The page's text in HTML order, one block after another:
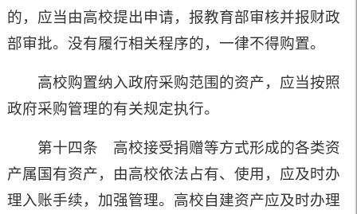
的，应当由高校提出申请，报教育部审核并报财政
部审批。没有履行相关程序的，一律不得购置。
高校购置纳入政府采购范围的资产，应当按照
政府采购管理的有关规定执行。
第十四条 高校接受捐赠等方式形成的各类资
产属国有资产，由高校依法占有、使用，应及时办
理入账手续，加强管理。高校自建资产应及时办理